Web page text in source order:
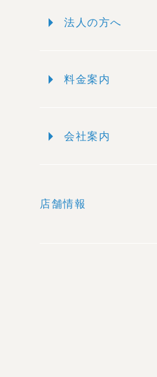
arrow_right 法人の方へ
arrow_right 料金案内
arrow_right 会社案内
店舗情報